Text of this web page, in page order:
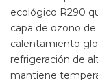
ecológico R290
capa de ozono
calentamiento
refrigeración de
mantiene